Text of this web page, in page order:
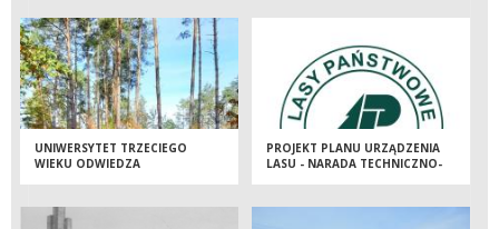
UNIWERSYTET TRZECIEGO
WIEKU ODWIEDZA
PROJEKT PLANU URZĄDZENIA
LASU - NARADA TECHNICZNO-